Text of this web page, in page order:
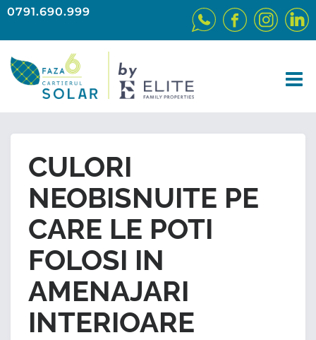
0791.690.999
CULORI
NEOBISNUITE PE
CARE LE POTI
FOLOSI IN
AMENAJARI
INTERIOARE